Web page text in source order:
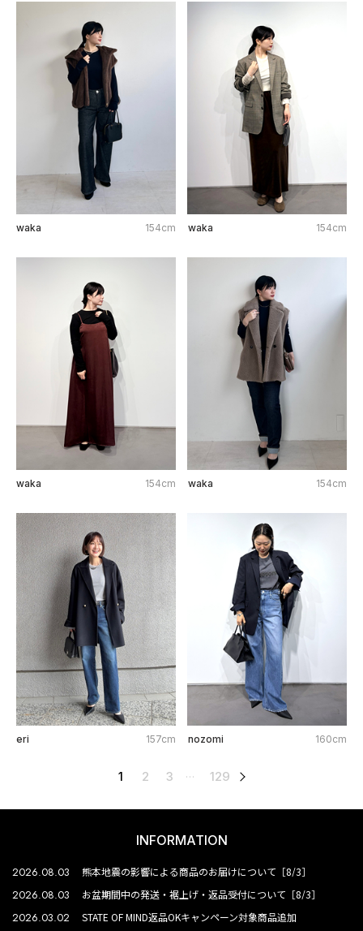
waka 154cm waka 154cm
waka 154cm waka 154cm
eri 157cm nozomi 160cm
1 2 3 … 129
INFORMATION
2026.08.03 熊本地震の影響による商品のお届けについて［8/3］
2026.08.03 お盆期間中の発送・裾上げ・返品受付について［8/3］
2026.03.02 STATE OF MIND返品OKキャンペーン対象商品追加